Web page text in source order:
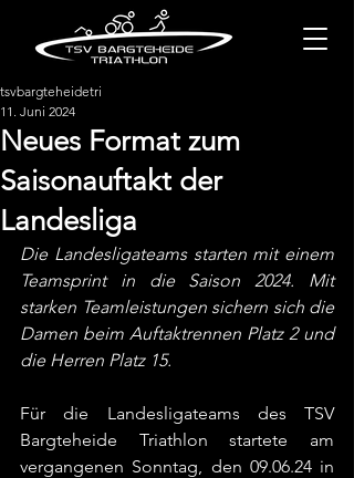
Neues Format zum
Saisonauftakt der
Landesliga
tsvbargteheidetri
11. Juni 2024
Die Landesligateams starten mit einem
Teamsprint in die Saison 2024. Mit
starken Teamleistungen sichern sich die
Damen beim Auftaktrennen Platz 2 und
die Herren Platz 15.
Für die Landesligateams des TSV
Bargteheide Triathlon startete am
vergangenen Sonntag, den 09.06.24 in